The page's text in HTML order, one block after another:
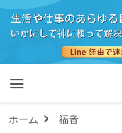
ホーム 福音